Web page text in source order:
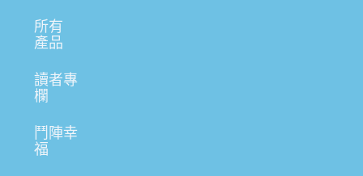
所有
產品
讀者專
欄
鬥陣幸
福